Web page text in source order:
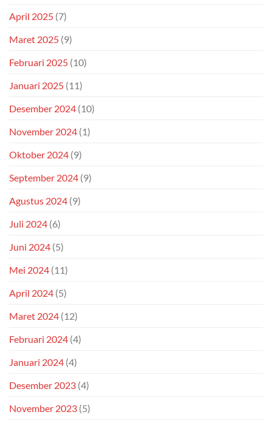
April 2025 (7)
Maret 2025 (9)
Februari 2025 (10)
Januari 2025 (11)
Desember 2024 (10)
November 2024 (1)
Oktober 2024 (9)
September 2024 (9)
Agustus 2024 (9)
Juli 2024 (6)
Juni 2024 (5)
Mei 2024 (11)
April 2024 (5)
Maret 2024 (12)
Februari 2024 (4)
Januari 2024 (4)
Desember 2023 (4)
November 2023 (5)